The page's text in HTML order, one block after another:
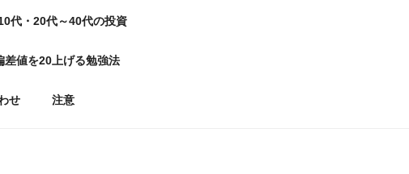
代・20代～40代の投資
差値を20上げる勉強法
せ 注意